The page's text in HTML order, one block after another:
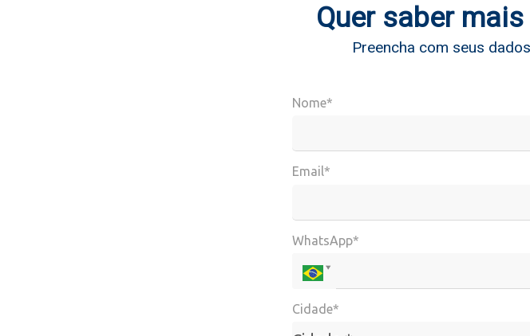
Quer saber
Preencha com seus
Nome*
Email*
WhatsApp*
Cidade*